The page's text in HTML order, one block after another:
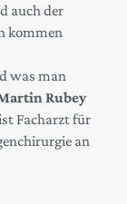
auch der
kommen
was man
Rubey
Facharzt für
an